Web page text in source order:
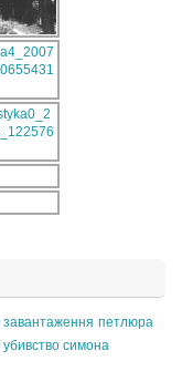
завантаження петлюра
убивство симона